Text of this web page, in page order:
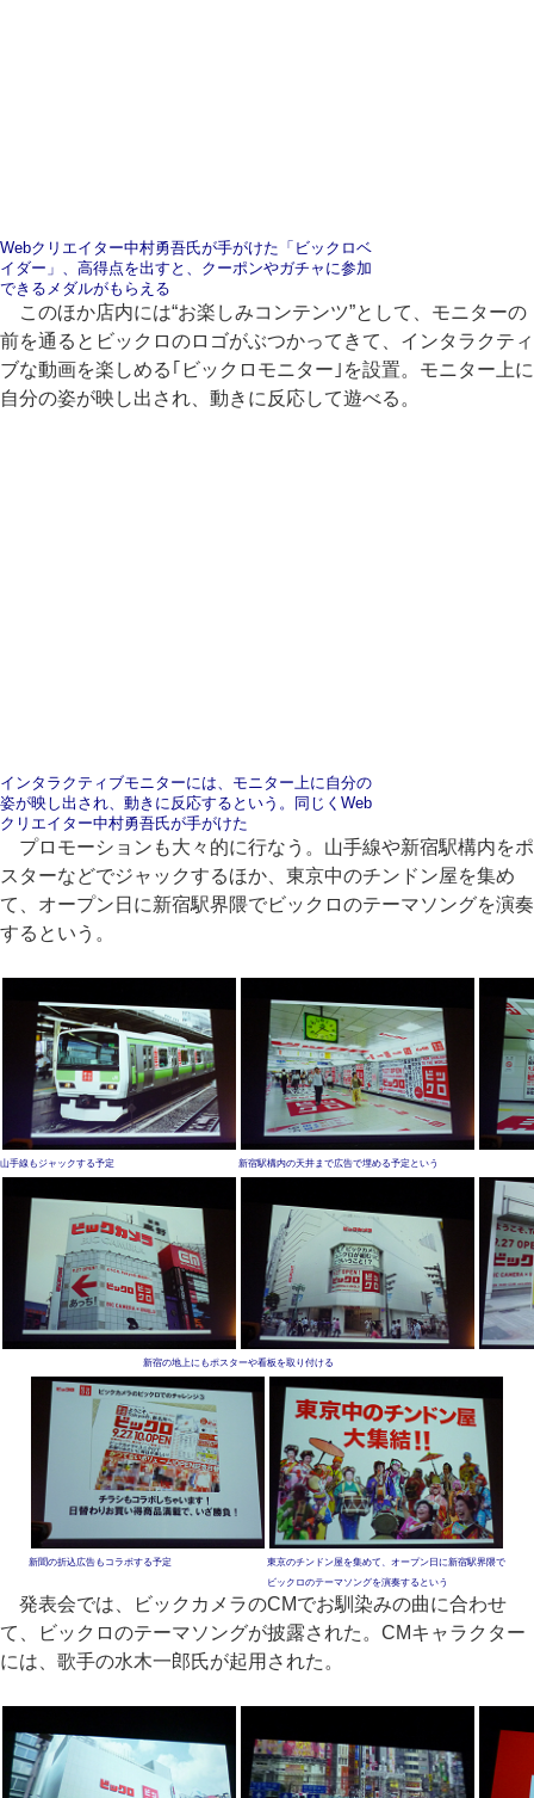
Webクリエイター中村勇吾氏が手がけた「ビックロベ
イダー」、高得点を出すと、クーポンやガチャに参加
できるメダルがもらえる
このほか店内には“お楽しみコンテンツ”として、モニターの
前を通るとビックロのロゴがぶつかってきて、インタラクティ
ブな動画を楽しめる｢ビックロモニター｣を設置。モニター上に
自分の姿が映し出され、動きに反応して遊べる。
インタラクティブモニターには、モニター上に自分の
姿が映し出され、動きに反応するという。同じく Web
クリエイター中村勇吾氏が手がけた
プロモーションも大々的に行なう。山手線や新宿駅構内をポ
スターなどでジャックするほか、東京中のチンドン屋を集め
て、オープン日に新宿駅界隈でビックロのテーマソングを演奏
するという。
山手線もジャックする予定 新宿駅構内の天井まで広告で埋める予定という
新宿の地上にもポスターや看板を取り付ける
新聞の折込広告もコラボする予定
東京のチンドン屋を集めて、オープン日に新宿駅界隈で
ビックロのテーマソングを演奏するという
発表会では、ビックカメラのCMでお馴染みの曲に合わせ
て、ビックロのテーマソングが披露された。CMキャラクター
には、歌手の水木一郎氏が起用された。